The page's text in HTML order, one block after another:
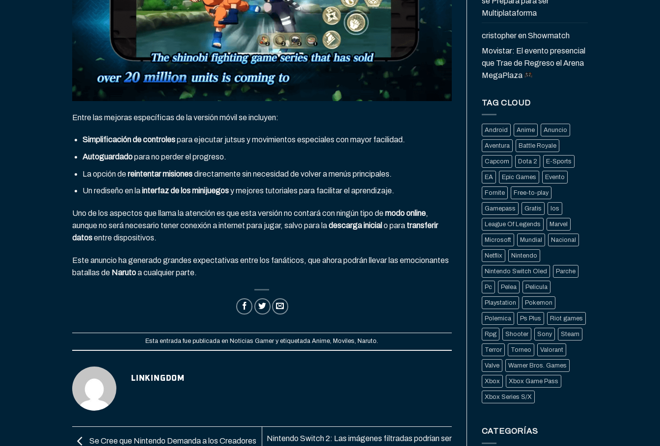
Entre las mejoras específicas de la versión móvil se incluyen:
Simplificación de controlespara ejecutar jutsus y movimientos especiales con mayor facilidad.
Autoguardadopara no perder el progreso.
La opción dereintentar misionesdirectamente sin necesidad de volver a menús principales.
Un rediseño en lainterfaz de los minijuegosy mejores tutoriales para facilitar el aprendizaje.
Uno de los aspectos que llama la atención es que esta versión no contará con ningún tipo demodo online,
aunque no será necesario tener conexión a internet para jugar, salvo para ladescarga inicial o para transferir
datosentre dispositivos.
Este anuncio ha generado grandes expectativas entre los fanáticos, que ahora podrán llevar las emocionantes
batallas de Narutoa cualquier parte.
Esta entrada fue publicada en Noticias Gamer y etiquetadaAnime, Moviles, Naruto.
LINKINGDOM
Se Cree que Nintendo Demanda a los Creadores
Nintendo Switch 2: Las imágenes filtradas podrían ser
Multiplataforma
cristopherenShowmatch
Movistar: El evento presencial
que Trae de Regreso el Arena
MegaPlaza
TAG CLOUD
Android Anime Anuncio
Aventura Battle Royale
Capcom Dota 2 E-Sports
EA Epic Games Evento
Fornite Free-to-play
Gamepass Gratis Ios
League Of Legends Marvel
Microsoft Mundial Nacional
Netflix Nintendo
Nintendo Switch Oled Parche
Pc Pelea Pelicula
Playstation Pokemon
Polemica Ps Plus Riot games
Rpg Shooter Sony Steam
Terror Torneo Valorant
Valve Warner Bros. Games
Xbox Xbox Game Pass
Xbox Series S/X
CATEGORÍAS